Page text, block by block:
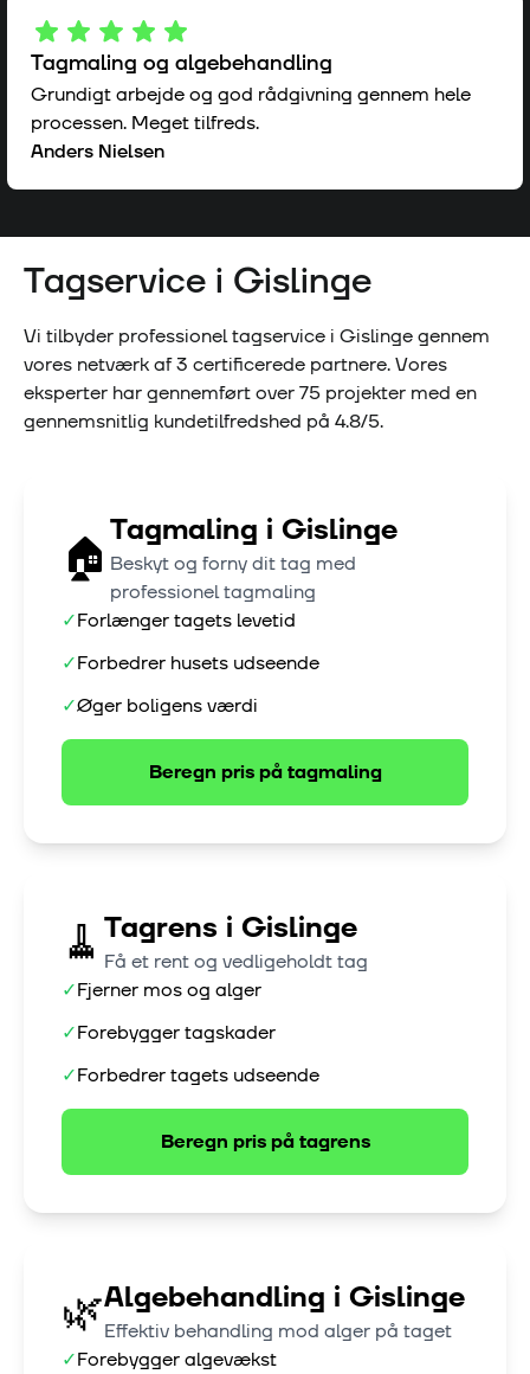
Tagmaling og algebehandling
Grundigt arbejde og god rådgivning gennem hele
processen. Meget tilfreds.
Anders Nielsen
Tagservice i Gislinge
Vi tilbyder professionel tagservice i Gislingegennem
vores netværk af3 certificerede partnere. Vores
eksperter har gennemført over75 projekter med en
gennemsnitlig kundetilfredshed på 4.8/5.
🏠 Tagmaling i Gislinge
Beskyt og forny dit tag med
professionel tagmaling
✓Forlænger tagets levetid
✓Forbedrer husets udseende
✓Øger boligens værdi
Beregn pris påtagmaling
🧹 Tagrens i Gislinge
Få et rent og vedligeholdt tag
✓Fjerner mos og alger
✓Forebygger tagskader
✓Forbedrer tagets udseende
Beregn pris påtagrens
🌿Algebehandling i Gislinge
Effektiv behandling mod alger på taget
✓Forebygger algevækst